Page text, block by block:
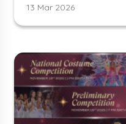
13 Mar 2026